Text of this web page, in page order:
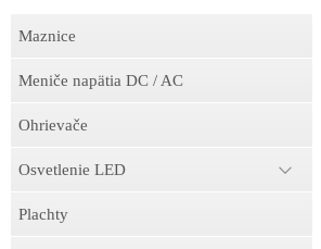
Maznice
Meniče napätia DC / AC
Ohrievače
Osvetlenie LED
Plachty